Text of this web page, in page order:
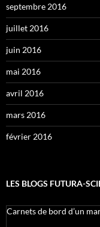
septembre 2016
juillet 2016
juin 2016
mai 2016
avril 2016
mars 2016
février 2016
LES BLOGS FUTURA-
Carnets de bord d’un